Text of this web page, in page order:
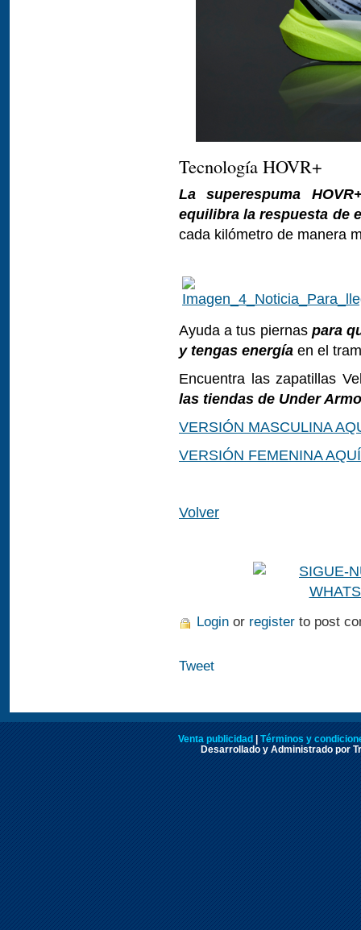
Tecnología HOVR+
La superespuma
equilibra la respuesta de
cada kilómetro de manera
Ayuda a tus piernas para
y tengas energía en el
Encuentra las zapatillas
las tiendas de Under
VERSIÓN MASCULINA
VERSIÓN FEMENINA AQUÍ
Volver
Login or register to post
Tweet
Venta publicidad | Términos y
Desarrollado y Administrado por